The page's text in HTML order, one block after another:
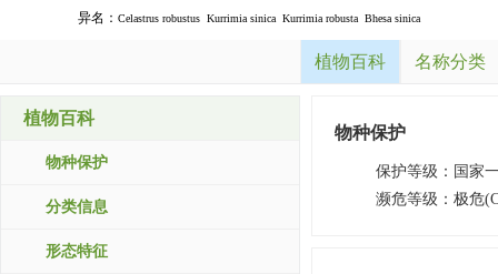
异名： Celastrus robustus Kurrimia sinica Kurrimia robusta Bhesa sinica
植物百科 名称分类
植物百科
物种保护
分类信息
形态特征
物种保护
保护等级 ： 国家
濒危等级 ： 极危